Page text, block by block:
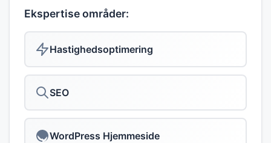
Ekspertise områder:
Hastighedsoptimering
SEO
WordPress Hjemmeside